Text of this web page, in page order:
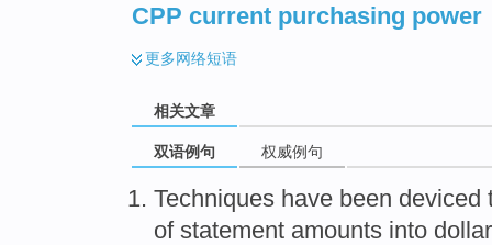
CPP current purchasing power
更多网络短语
相关文章
双语例句 权威例句
Techniques have been deviced
of statement amounts into